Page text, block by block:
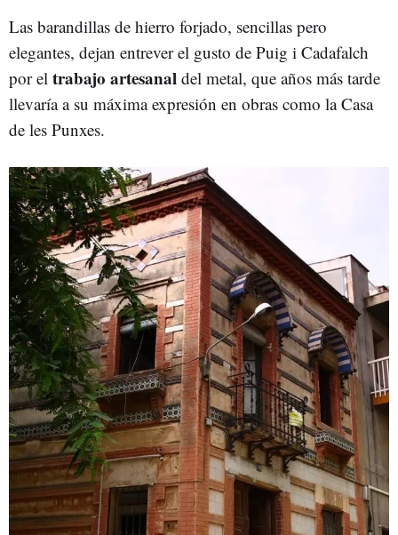
Las barandillas de hierro forjado, sencillas pero
elegantes, dejan entrever el gusto de Puig i Cadafalch
por el trabajo artesanal del metal, que años más tarde
llevaría a su máxima expresión en obras como la Casa
de les Punxes.